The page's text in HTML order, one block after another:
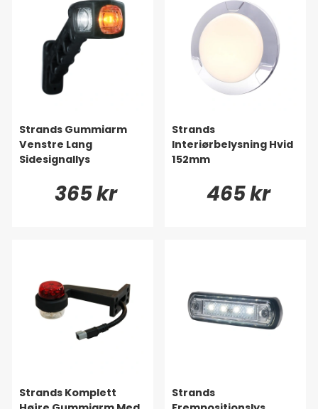
Strands Gummiarm
Venstre Lang
Sidesignallys
365 kr
Strands
Interiørbelysning Hvid
152mm
465 kr
Strands Komplett
Strands